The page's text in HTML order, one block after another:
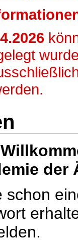
der
schon